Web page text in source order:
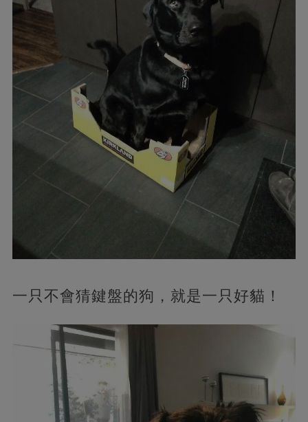
一只不會猜鍵盤的狗，就是一只好貓！